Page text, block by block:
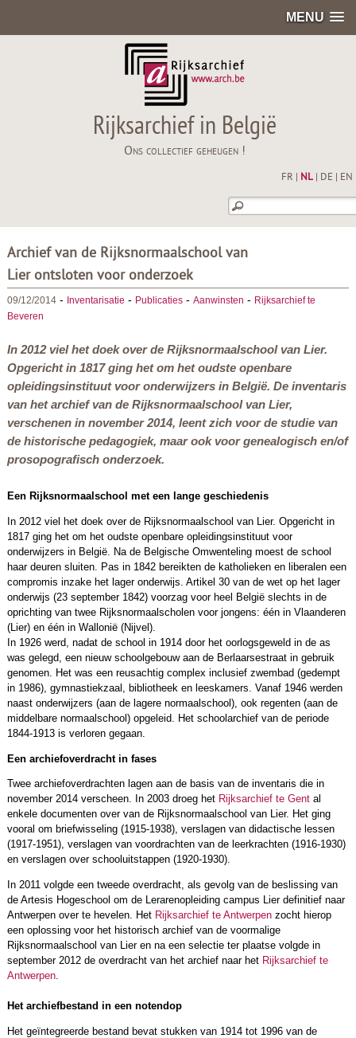
MENU
Rijksarchief in België
Ons collectief geheugen !
FR NL| DE EN
Archief van de Rijksnormaalschool van
Lier ontsloten voor onderzoek
09/12/2014- Inventarisatie - Publicaties- Aanwinsten - Rijksarchief te
Beveren
In 2012 viel het doek over de Rijksnormaalschool van Lier.
Opgericht in 1817 ging het om het oudste openbare
opleidingsinstituut voor onderwijzers in België. De inventaris
van het archief van de Rijksnormaalschool van Lier,
verschenen in november 2014, leent zich voor de studie van
de historische pedagogiek, maar ook voor genealogisch en/of
prosopografisch onderzoek.
Een Rijksnormaalschool met een lange geschiedenis
In 2012 viel het doek over de Rijksnormaalschool van Lier. Opgericht in
1817 ging het om het oudste openbare opleidingsinstituut voor
onderwijzers in België. Na de Belgische Omwenteling moest de school
haar deuren sluiten. Pas in 1842 bereikten de katholieken en liberalen een
compromis inzake het lager onderwijs. Artikel 30 van de wet op het lager
onderwijs (23 september 1842) voorzag voor heel België slechts in de
oprichting van twee Rijksnormaalscholen voor jongens: één in Vlaanderen
(Lier) en één in Wallonië (Nijvel).
In 1926 werd, nadat de school in 1914 door het oorlogsgeweld in de as
was gelegd, een nieuw schoolgebouw aan de Berlaarsestraat in gebruik
genomen. Het was een reusachtig complex inclusief zwembad (gedempt
in 1986), gymnastiekzaal, bibliotheek en leeskamers. Vanaf 1946 werden
naast onderwijzers (aan de lagere normaalschool), ook regenten (aan de
middelbare normaalschool) opgeleid. Het schoolarchief van de periode
1844-1913 is verloren gegaan.
Een archiefoverdracht in fases
Twee archiefoverdrachten lagen aan de basis van de inventaris die in
november 2014 verscheen. In 2003 droeg het Rijksarchief te Gental
enkele documenten over van de Rijksnormaalschool van Lier. Het ging
vooral om briefwisseling (1915-1938), verslagen van didactische lessen
(1917-1951), verslagen van voordrachten van de leerkrachten (1916-1930)
en verslagen over schooluitstappen (1920-1930).
In 2011 volgde een tweede overdracht, als gevolg van de beslissing van
de Artesis Hogeschool om de Lerarenopleiding campus Lier definitief naar
Antwerpen over te hevelen. Het Rijksarchief te Antwerpenzocht hierop
een oplossing voor het historisch archief van de voormalige
Rijksnormaalschool van Lier en na een selectie ter plaatse volgde in
september 2012 de overdracht van het archief naar het Rijksarchief te
Antwerpen.
Het archiefbestand in een notendop
Het geïntegreerde bestand bevat stukken van 1914 tot 1996 van de